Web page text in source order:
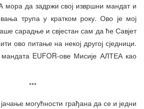
мора да задржи свој извршни мандат и
трупа у кратком року. Ово је мој
сарадње и свјестан сам да ће Савјет
ово питање на некој другој сједници.
EUFOR-ове Мисије АЛТЕА као
***
могућности грађана да се и једни